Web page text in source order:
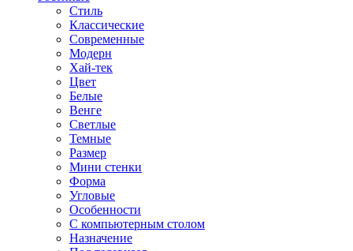
Стиль
Классические
Современные
Модерн
Хай-тек
Цвет
Белые
Венге
Светлые
Темные
Размер
Мини стенки
Форма
Угловые
Особенности
С компьютерным столом
Назначение